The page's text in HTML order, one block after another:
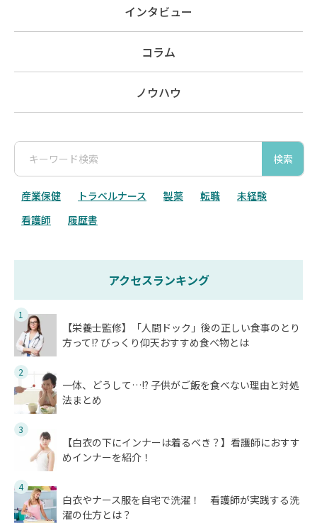
インタビュー
コラム
ノウハウ
検索
産業保健 トラベルナース 製薬 転職
未経験
看護師
履歴書
アクセスランキング
1
【栄養士監修】「人間ドック」後の正しい食事のとり
方って!? びっくり仰天おすすめ食べ物とは
2
一体、どうして…!? 子供がご飯を食べない理由と対処
法まとめ
3
【白衣の下にインナーは着るべき？】看護師におすす
めインナーを紹介！
4
白衣やナース服を自宅で洗濯！ 看護師が実践する洗
濯の仕方とは？